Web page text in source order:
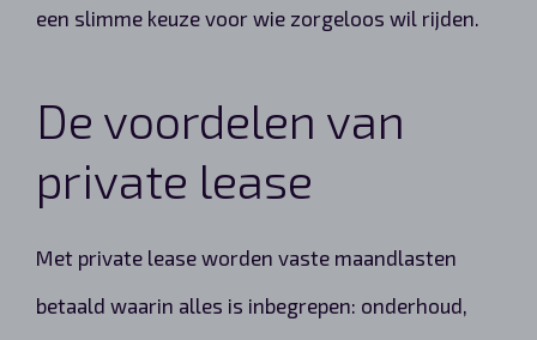
een slimme keuze voor wie zorgeloos wil rijden.
De voordelen van
private lease
Met private lease worden vaste maandlasten
betaald waarin alles is inbegrepen: onderhoud,